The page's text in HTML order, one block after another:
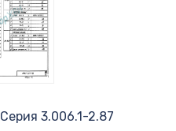
Серия 3.006.1-2.87